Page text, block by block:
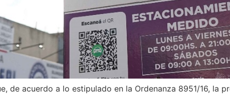
de acuerdo a lo estipulado en la Ordenanza 8951/16, la